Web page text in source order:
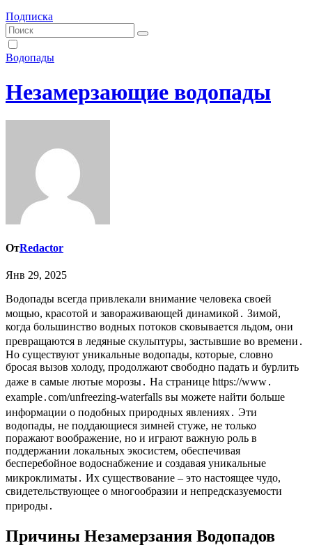
Подписка
Водопады
Незамерзающие водопады
ОтRedactor
Янв 29, 2025
Водопады всегда привлекали внимание человека своей
мощью, красотой и завораживающей динамикой․ Зимой,
когда большинство водных потоков сковывается льдом, они
превращаются в ледяные скульптуры, застывшие во времени․
Но существуют уникальные водопады, которые, словно
бросая вызов холоду, продолжают свободно падать и бурлить
даже в самые лютые морозы․ На странице https://www․
example․com/unfreezing-waterfalls вы можете найти больше
информации о подобных природных явлениях․ Эти
водопады, не поддающиеся зимней стуже, не только
поражают воображение, но и играют важную роль в
поддержании локальных экосистем, обеспечивая
бесперебойное водоснабжение и создавая уникальные
микроклиматы․ Их существование – это настоящее чудо,
свидетельствующее о многообразии и непредсказуемости
природы․
Причины Незамерзания Водопадов